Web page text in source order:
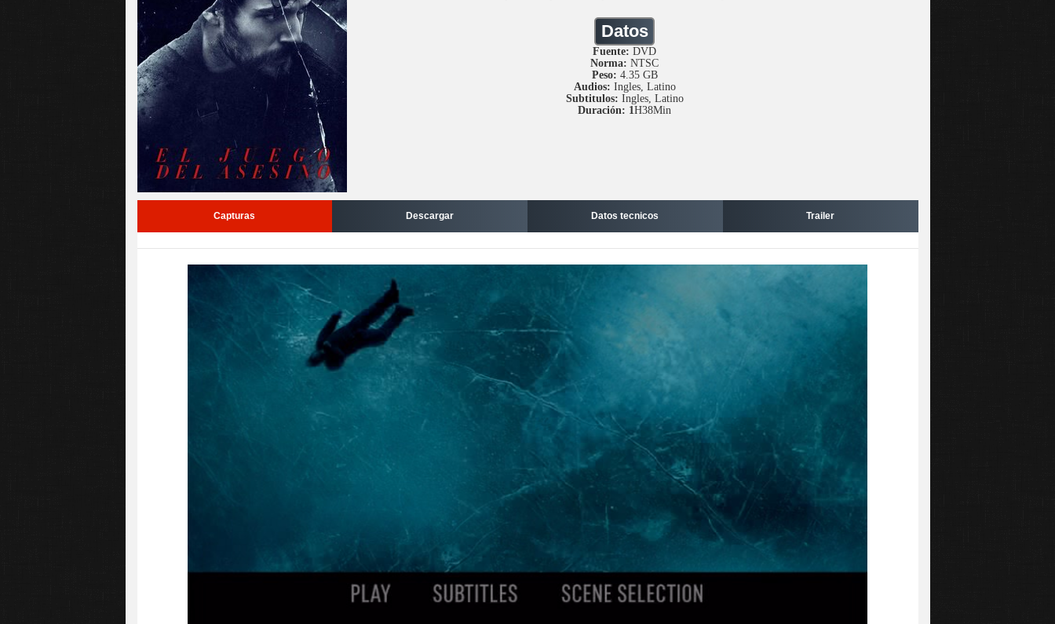
Datos
Fuente: DVD
Norma: NTSC
Peso: 4.35 GB
Audios: Ingles, Latino
Subtitulos: Ingles, Latino
Duración: 1H38Min
Capturas Descargar Datos tecnicos Trailer